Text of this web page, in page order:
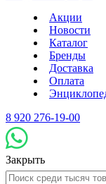
Акции
Новости
Каталог
Бренды
Доставка
Оплата
8 920 276-19-00
Закрыть